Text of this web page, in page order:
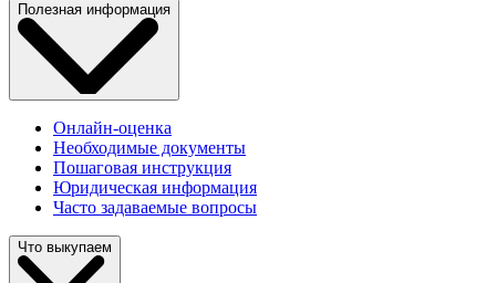
Полезная информация
Онлайн-оценка
Необходимые документы
Пошаговая инструкция
Юридическая информация
Часто задаваемые вопросы
Что выкупаем